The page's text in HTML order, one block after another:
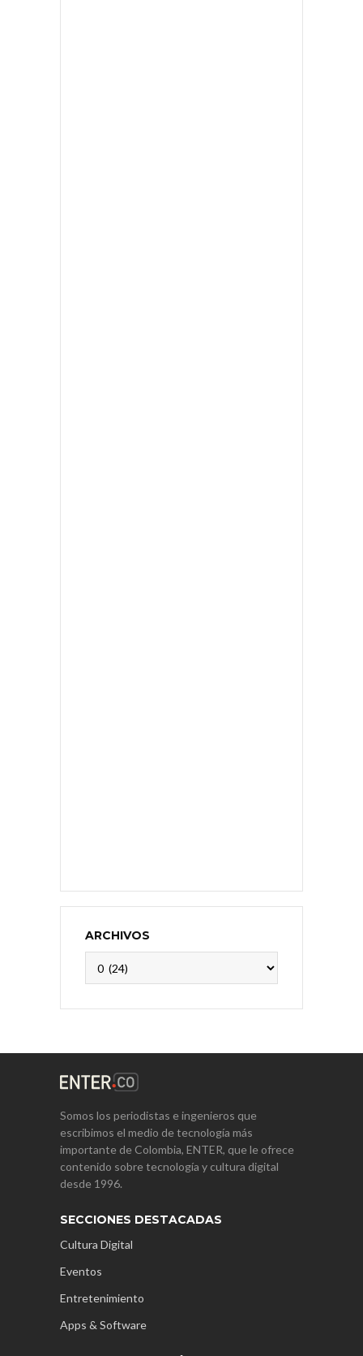
ARCHIVOS
Somos los periodistas e ingenieros que
escribimos el medio de tecnología más
importante de Colombia, ENTER, que le ofrece
contenido sobre tecnología y cultura digital
desde 1996.
SECCIONES DESTACADAS
Cultura Digital
Eventos
Entretenimiento
Apps & Software